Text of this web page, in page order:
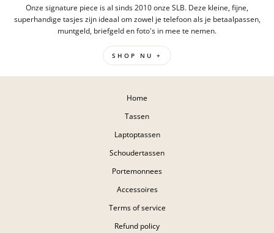
Onze signature piece is al sinds 2010 onze SLB. Deze kleine, fijne,
superhandige tasjes zijn ideaal om zowel je telefoon als je betaalpassen,
muntgeld, briefgeld en foto's in mee te nemen.
SHOP NU +
Home
Tassen
Laptoptassen
Schoudertassen
Portemonnees
Accessoires
Terms of service
Refund policy